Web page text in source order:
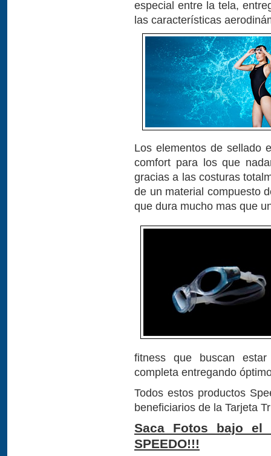
especial entre la tela,
las características
Los elementos de sellado
comfort para los que
gracias a las costuras
de un material compuesto
que dura mucho mas que
fitness que buscan
completa entregando
Todos estos productos
beneficiarios de la Tarjeta
Saca Fotos bajo el
SPEEDO!!!